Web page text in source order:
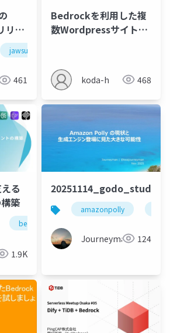
リー
jawsug_nagoya
461
Bedrockを利用した複
数Wordpressサイト管
koda-h 468
る
築
bedrock
1.9K
amazonpolly
Journeyman 124